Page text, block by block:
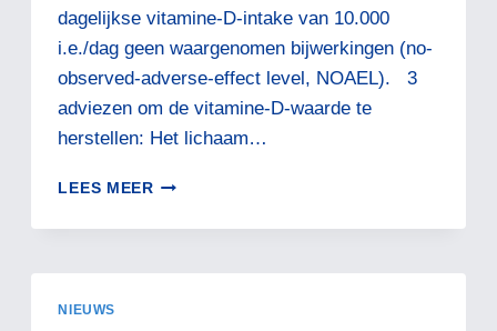
dagelijkse vitamine-D-intake van 10.000
i.e./dag geen waargenomen bijwerkingen (no-
observed-adverse-effect level, NOAEL). 3
adviezen om de vitamine-D-waarde te
herstellen: Het lichaam…
LEES MEERVITAMINE
RICHTLIJNEN
NIEUWS